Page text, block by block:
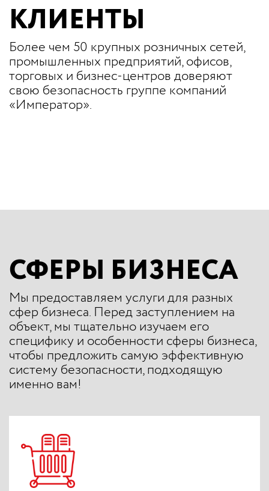
КЛИЕНТЫ
Более чем 50 крупных розничных сетей,
промышленных предприятий, офисов,
торговых и бизнес-центров доверяют
свою безопасность группе компаний
«Император».
СФЕРЫ БИЗНЕСА
Мы предоставляем услуги для разных
сфер бизнеса. Перед заступлением на
объект, мы тщательно изучаем его
специфику и особенности сферы бизнеса,
чтобы предложить самую эффективную
систему безопасности, подходящую
именно вам!